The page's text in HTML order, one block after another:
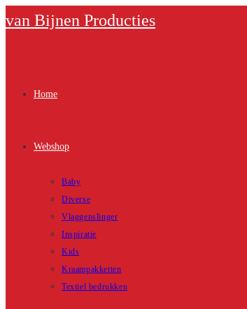
naar
van Bijnen Producties
Home
Webshop
Baby
Diverse
Vlaggenslinger
Inspiratie
Kids
Kraampakketten
Textiel bedrukken